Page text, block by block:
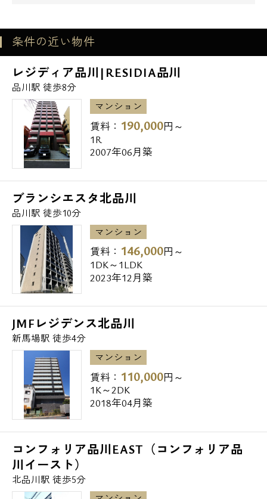
条件の近い物件
レジディア品川|RESIDIA品川
品川駅 徒歩8分
マンション
賃料： 190,000円～
1R
2007年06月築
ブランシエスタ北品川
品川駅 徒歩10分
マンション
賃料： 146,000円～
1DK～1LDK
2023年12月築
JMFレジデンス北品川
新馬場駅 徒歩4分
マンション
賃料： 110,000円～
1K～2DK
2018年04月築
コンフォリア品川EAST（コンフォリア品
川イースト）
北品川駅 徒歩5分
メールでお問い合わせ
お問い合わせ